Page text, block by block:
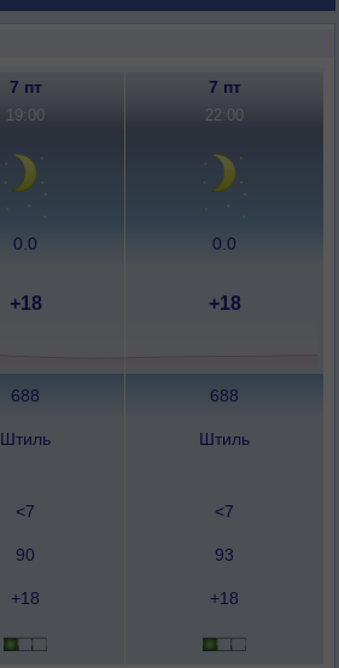
7 пт 7 пт
19:00 22:00
0.0 0.0
+18 +18
688 688
Штиль Штиль
<7 <7
90 93
+18 +18